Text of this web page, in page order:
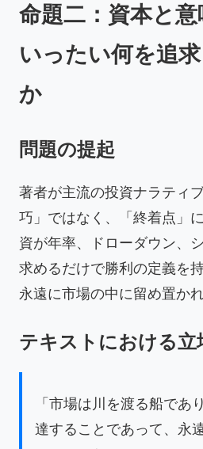
命題二：資本と
いったい何を追
か
問題の提起
著者が主流の投資ナラティ
巧」ではなく、「終着点」
資が年率、ドローダウン、
求めるだけで勝利の定義を
永遠に市場の中に留め置か
テキストにおける立
「市場は川を渡る船であ
達することであって、永